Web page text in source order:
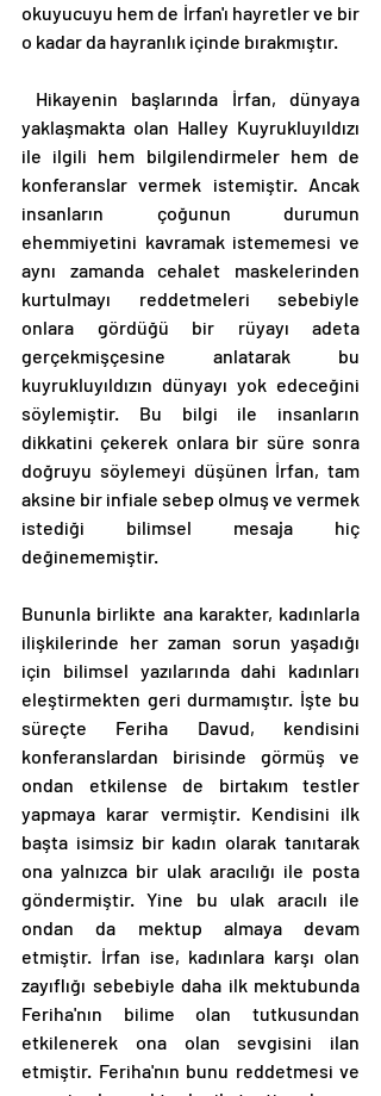
okuyucuyu hem de İrfan'ı hayretler ve bir
o kadar da hayranlık içinde bırakmıştır.
yaklaşmakta olan Halley Kuyrukluyıldızı
ile ilgili hem bilgilendirmeler hem de
konferanslar vermek istemiştir. Ancak
insanların çoğunun durumun
ehemmiyetini kavramak istememesi ve
aynı zamanda cehalet maskelerinden
kurtulmayı reddetmeleri sebebiyle
onlara gördüğü bir rüyayı adeta
gerçekmişçesine anlatarak bu
kuyrukluyıldızın dünyayı yok edeceğini
söylemiştir. Bu bilgi ile insanların
dikkatini çekerek onlara bir süre sonra
doğruyu söylemeyi düşünen İrfan, tam
aksine bir infiale sebep olmuş ve vermek
istediği bilimsel mesaja hiç
değinememiştir.
Bununla birlikte ana karakter, kadınlarla
ilişkilerinde her zaman sorun yaşadığı
için bilimsel yazılarında dahi kadınları
eleştirmekten geri durmamıştır. İşte bu
süreçte Feriha Davud, kendisini
konferanslardan birisinde görmüş ve
ondan etkilense de birtakım testler
yapmaya karar vermiştir. Kendisini ilk
başta isimsiz bir kadın olarak tanıtarak
ona yalnızca bir ulak aracılığı ile posta
göndermiştir. Yine bu ulak aracılı ile
ondan da mektup almaya devam
etmiştir. İrfan ise, kadınlara karşı olan
zayıflığı sebebiyle daha ilk mektubunda
Feriha'nın bilime olan tutkusundan
etkilenerek ona olan sevgisini ilan
etmiştir. Feriha'nın bunu reddetmesi ve